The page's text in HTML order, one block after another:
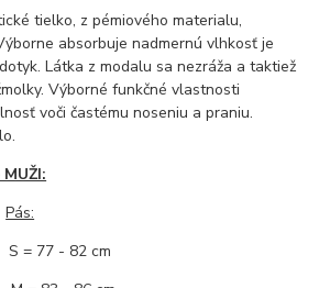
tielko, z pémiového materialu,
absorbuje nadmernú vlhkosť je
Látka z modalu sa nezráža a taktiež
Výborné funkčné vlastnosti
voči častému noseniu a praniu.
Pás:
77 - 82 cm